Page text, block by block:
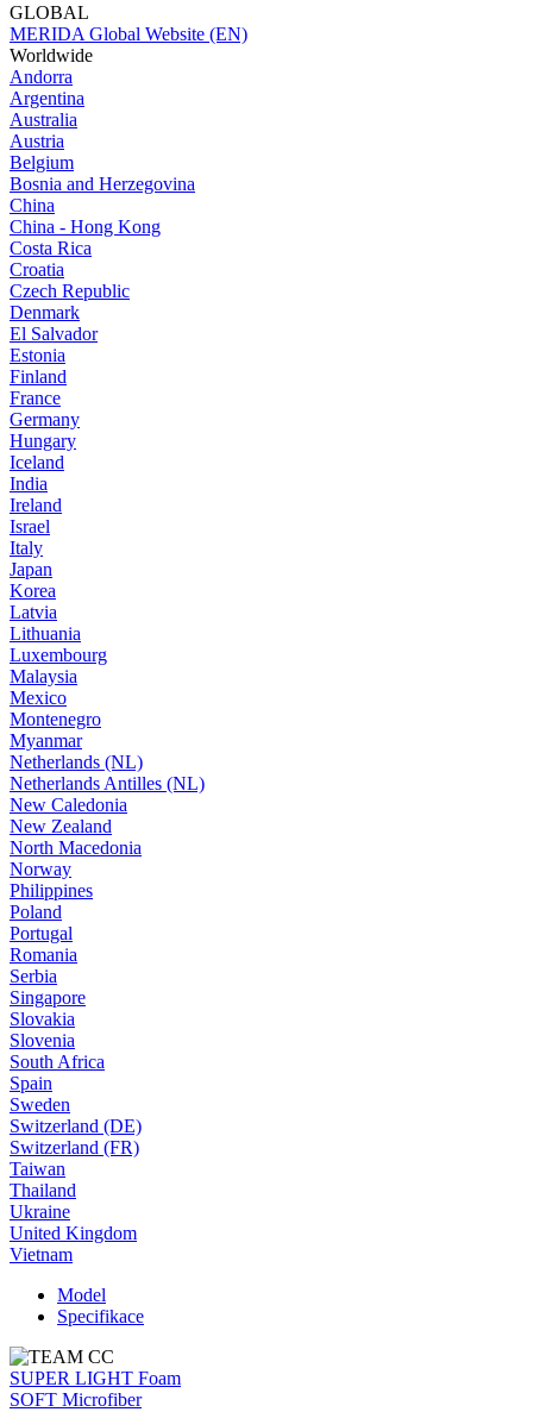
GLOBAL
MERIDA Global Website (EN)
Worldwide
Andorra
Argentina
Australia
Austria
Belgium
Bosnia and Herzegovina
China
China - Hong Kong
Costa Rica
Croatia
Czech Republic
Denmark
El Salvador
Estonia
Finland
France
Germany
Hungary
Iceland
India
Ireland
Israel
Italy
Japan
Korea
Latvia
Lithuania
Luxembourg
Malaysia
Mexico
Montenegro
Myanmar
Netherlands (NL)
Netherlands Antilles (NL)
New Caledonia
New Zealand
North Macedonia
Norway
Philippines
Poland
Portugal
Romania
Serbia
Singapore
Slovakia
Slovenia
South Africa
Spain
Sweden
Switzerland (DE)
Switzerland (FR)
Taiwan
Thailand
Ukraine
United Kingdom
Vietnam
Model
Specifikace
SUPER LIGHT Foam
SOFT Microfiber